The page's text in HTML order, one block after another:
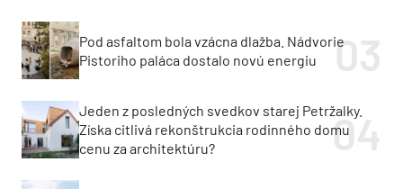
Pod asfaltom bola vzácna dlažba. Nádvorie
Pistoriho paláca dostalo novú energiu
Jeden z posledných svedkov starej Petržalky.
Získa citlivá rekonštrukcia rodinného domu
cenu za architektúru?